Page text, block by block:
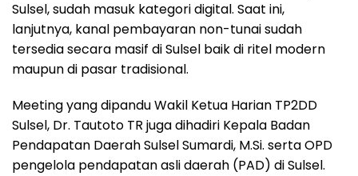
Sulsel, sudah masuk kategori digital. Saat ini,
lanjutnya, kanal pembayaran non-tunai sudah
tersedia secara masif di Sulsel baik di ritel modern
maupun di pasar tradisional.
Meeting yang dipandu Wakil Ketua Harian TP2DD
Sulsel, Dr. Tautoto TR juga dihadiri Kepala Badan
Pendapatan Daerah Sulsel Sumardi, M.Si. serta OPD
pengelola pendapatan asli daerah (PAD) di Sulsel.